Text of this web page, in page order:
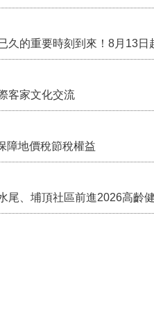
客家文化交流
障地價稅節稅權益